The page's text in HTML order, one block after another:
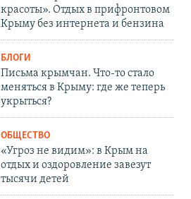
красоты». Отдых в прифронтовом
Крыму без интернета и бензина
БЛОГИ
Письма крымчан. Что-то стало
меняться в Крыму: где же теперь
укрыться?
ОБЩЕСТВО
«Угроз не видим»: в Крым на
отдых и оздоровление завезут
тысячи детей